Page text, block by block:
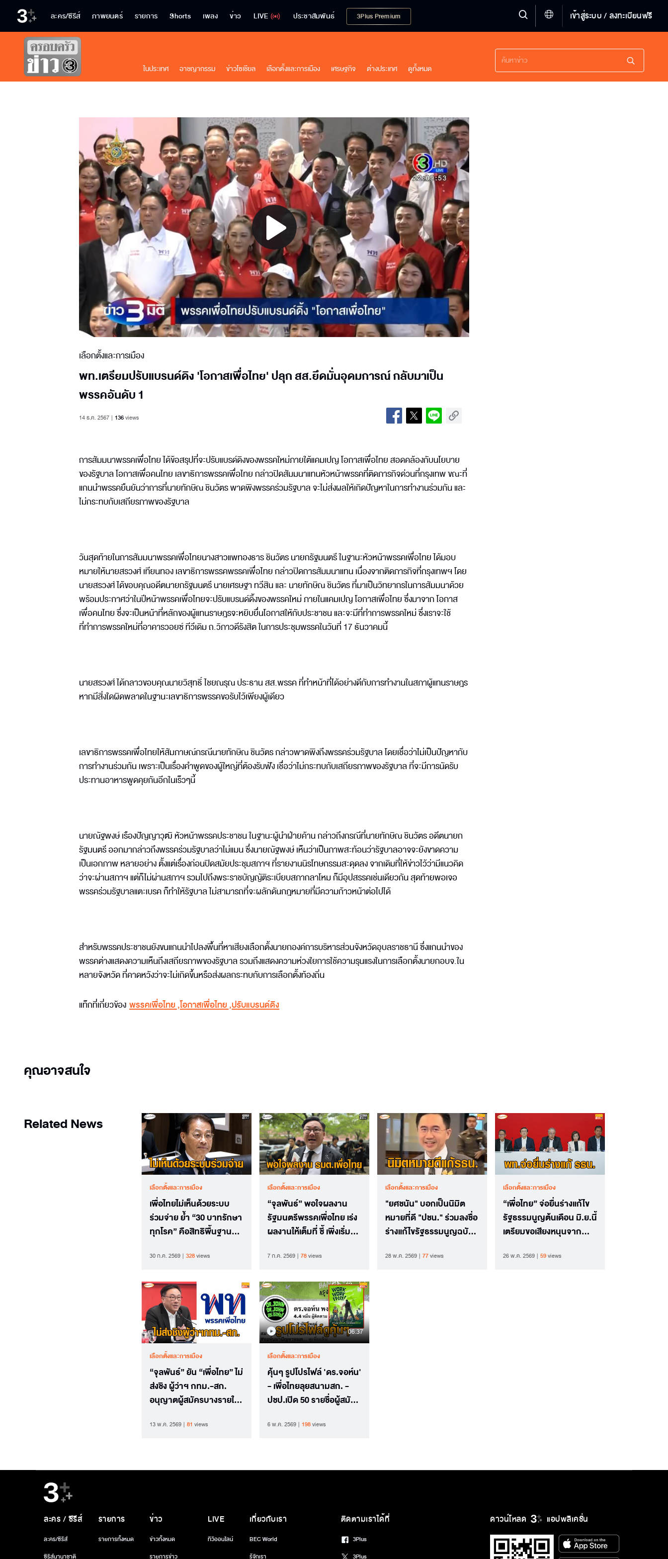
ละคร/ซีรีส์ ภาพยนตร์ รายการ Shorts เพลง ข่าว LIVE ประชาสัมพันธ์ 3Plus Premium เข้าสู่ระบบ / ลงทะเบียนฟรี
ในประเทศ อาชญากรรม ข่าวโซเชียล เลือกตั้งและการเมือง เศรษฐกิจ ต่างประเทศ ดูทั้งหมด
Play
Video
เลือกตั้งและการเมือง
พท.เตรียมปรับแบรนด์ดิง 'โอกาสเพื่อไทย' ปลุก สส.ยึดมั่นอุดมการณ์ กลับมาเป็น
พรรคอันดับ 1
14 ธ.ค. 2567 136views
การสัมมนาพรรคเพื่อไทย ได้ข้อสรุปที่จะปรับแบรด์ดิงของพรรคใหม่ภายใต้แคมเปญ โอกาสเพื่อไทย สอดคล้องกับนโยบาย
ของรัฐบาล โอกาสเพื่อคนไทย เลขาธิการพรรคเพื่อไทย กล่าวปิดสัมมนาแทนหัวหน้าพรรคที่ติดภารกิจด่วนที่กรุงเทพ ขณะที่
แกนนำพรรคยืนยันว่าการที่นายทักษิณ ชินวัตร พาดพิงพรรคร่วมรัฐบาล จะไม่ส่งผลให้เกิดปัญหาในการทำงานร่วมกัน และ
ไม่กระทบกับเสถียรภาพของรัฐบาล
วันสุดท้ายในการสัมมนาพรรคเพื่อไทยนางสาวแพทองธาร ชินวัตร นายกรัฐมนตรี ในฐานะหัวหน้าพรรคเพื่อไทย ได้มอบ
หมายให้นายสรวงศ์ เทียนทอง เลขาธิการพรรคพรรคเพื่อไทย กล่าวปิดการสัมมนาแทน เนื่องจากติดภารกิจที่กรุงเทพฯ โดย
นายสรวงศ์ ได้ขอบคุณอดีตนายกรัฐมนตรี นายเศรษฐา ทวีสิน และ นายทักษิณ ชินวัตร ที่มาเป็นวิทยากรในการสัมมนาด้วย
พร้อมประกาศว่าในปีหน้าพรรคเพื่อไทยจะปรับแบรนด์ดิ้งของพรรคใหม่ ภายในแคมเปญ โอกาสเพื่อไทย ซึ่งมาจาก โอกาส
เพื่อคนไทย ซึ่งจะเป็นหน้าที่หลักของผู้แทนราษฎรจะหยิบยื่นโอกาสให้กับประชาชน และจะมีที่ทำการพรรคใหม่ ซึ่งเราจะใช้
ที่ทำการพรรคใหม่ที่อาคารวอยซ์ ทีวีเดิม ถ.วิภาวดีรังสิต ในการประชุมพรรคในวันที่ 17 ธันวาคมนี้
นายสรวงศ์ ได้กลาวขอบคุณนายวิสุทธิ์ ไชยณรุณ ประธาน สส.พรรค ที่ทำหน้าที่ได้อย่างดีกับการทำงานในสภาผู้แทนราษฎร
หากมีสิ่งใดผิดพลาดในฐานะเลขาธิการพรรคขอรับไว้เพียงผู้เดียว
เลขาธิการพรรคเพื่อไทยให้สัมภาษณ์กรณีนายทักษิณ ชินวัตร กล่าวพาดพิงถึงพรรคร่วมรัฐบาล โดยเชื่อว่าไม่เป็นปัญหากับ
การทำงานร่วมกัน เพราะเป็นเรื่องคำพูดของผู้ใหญ่ที่ต้องรับฟัง เชื่อว่าไม่กระทบกับเสถียรภาพของรัฐบาล ที่จะมีการนัดรับ
ประทานอาหารพูดคุยกันอีกในเร็วๆนี้
นายณัฐพงษ์ เรืองปัญญาวุฒิ หัวหน้าพรรคประชาชน ในฐานะผู้นำฝ่ายค้าน กล่าวถึงกรณีที่นายทักษิณ ชินวัตร อดีตนายก
รัฐมนตรี ออกมากล่าวถึงพรรคร่วมรัฐบาลว่าไม่แมน ซึ่งนายณัฐพงษ์ เห็นว่าเป็นภาพสะท้อนว่ารัฐบาลอาจจะยังขาดความ
เป็นเอกภาพ หลายอย่าง ตั้งแต่เรื่องก่อนปิดสมัยประชุมสภาฯ ที่รายงานนิรโทษกรรมสะดุดลง จากเดิมที่ให้ข่าวไว้ว่ามีแนวคิด
ว่าจะผ่านสภาฯ แต่ก็ไม่ผ่านสภาฯ รวมไปถึงพระราชบัญญัติระเบียบสภากลาโหม ก็มีอุปสรรคเช่นเดียวกัน สุดท้ายพอเจอ
พรรคร่วมรัฐบาลแตะเบรค ก็ทำให้รัฐบาล ไม่สามารถที่จะผลักดันกฎหมายที่มีความก้าวหน้าต่อไปได้
สำหรับพรรคประชาชนยังขนแกนนำไปลงพื้นที่หาเสียงเลือกตั้งนายกองค์การบริหารส่วนจังหวัดอุบลราชธานี ซึ่งแกนนำของ
พรรคต่างแสดงความเห็นถึงเสถียรภาพของรัฐบาล รวมถึงแสดงความห่วงใยการใช้ความรุนแรงในการเลือกตั้งนายกอบจ.ใน
หลายจังหวัด ที่คาดหวังว่าจะไม่เกิดขึ้นหรือส่งผลกระทบกับการเลือกตั้งท้องถิ่น
แท็กที่เกี่ยวข้อง พรรคเพื่อไทย,โอกาสเพื่อไทย,ปรับแบรนด์ดิง
คุณอาจสนใจ
Related News
เลือกตั้งและการเมือง
เพื่อไทยไม่เห็นด้วยระบบ
ร่วมจ่าย ย้ำ “30 บาทรักษา
ทุกโรค” คือสิทธิพื้นฐาน
30 ก.ค. 2569 328views
เลือกตั้งและการเมือง
“จุลพันธ์” พอใจผลงาน
รัฐมนตรีพรรคเพื่อไทย เร่ง
ผลงานให้เต็มที่ ชี้ เพิ่งเริ่มแค่
7 ก.ค. 2569 78views
เลือกตั้งและการเมือง
"ยศชนัน" บอกเป็นนิมิต
หมายที่ดี "ปชน." ร่วมลงชื่อ
ร่างแก้ไขรัฐธรรมนูญฉบับ
28 พ.ค. 2569 77views
เลือกตั้งและการเมือง
“เพื่อไทย” จ่อยื่นร่างแก้ไข
รัฐธรรมนูญต้นเดือน มิ.ย.นี้
เตรียมขอเสียงหนุนจาก
26 พ.ค. 2569 59views
เลือกตั้งและการเมือง
“จุลพันธ์” ยัน “เพื่อไทย” ไม่
ส่งชิง ผู้ว่าฯ กทม.-สก.
อนุญาตผู้สมัครบางรายใช้
13 พ.ค. 2569 81 views
06.37
เลือกตั้งและการเมือง
คุ้นๆ รูปโปรไฟล์ 'ดร.จอห์น'
- เพื่อไทยลุยสนามสก. -
ปชป.เปิด 50 รายชื่อผู้สมัคร
6 พ.ค. 2569 198views
ดาวน์โหลด แอปพลิเคชั่น
ละคร / ซีรีส์
ละคร/ซีรีส์
ซีรีส์นานาชาติ
รายการ
รายการทั้งหมด
ข่าว
ข่าวทั้งหมด
รายการข่าว
LIVE
ทีวีออนไลน์
เกี่ยวกับเรา
BEC World
รู้จักเรา
ติดตามเราได้ที่
3Plus
3Plus